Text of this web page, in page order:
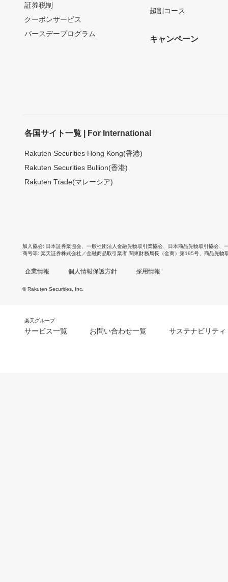
証券税制
クーポンサービス
バースデープログラム
超割コース
キャンペーン
各国サイト一覧 | For International
Rakuten Securities Hong Kong(香港)
Rakuten Securities Bullion(香港)
Rakuten Trade(マレーシア)
加入協会 日本証券業協会 一般社団法人金融先物取引業協会 日本商品先物取引協会
商号等 楽天証券株式会社／金融商品取引業者 関東財務局長（金商）第195号、商品先物
企業情報 個人情報保護方針 採用情報
© Rakuten Securities, Inc.
楽天グループ
サービス一覧 お問い合わせ一覧 サステナビリティ